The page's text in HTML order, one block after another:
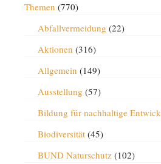
Themen (770)
Abfallvermeidung (22)
Aktionen (316)
Allgemein (149)
Ausstellung (57)
Bildung für nachhaltige
Biodiversität(45)
BUND Naturschutz(102)